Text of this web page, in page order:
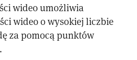
wideo umożliwia
wideo o wysokiej liczbie
za pomocą punktów